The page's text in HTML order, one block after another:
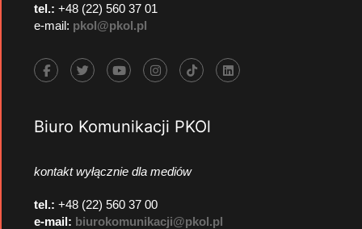
tel.: +48 (22) 560 37 01
e-mail: pkol@pkol.pl
Biuro Komunikacji PKOl
kontakt wyłącznie dla mediów
tel.: +48 (22) 560 37 00
e-mail: biurokomunikacji@pkol.pl